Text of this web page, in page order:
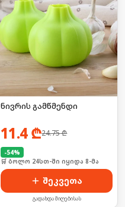
ნივრის გამწმენდი
11.4₾24.75₾
-54%
🛒 ბოლო 24სთ-ში იყიდა 8-მა
შეკვეთა
გადახდა მიღებისას